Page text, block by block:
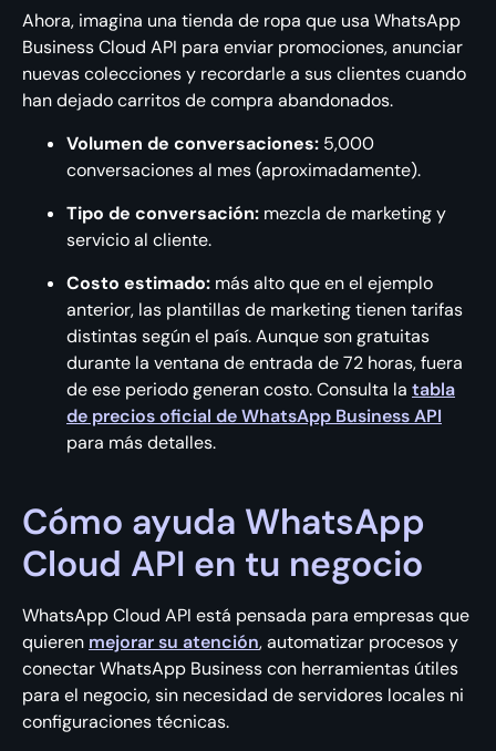
Ahora, imagina una tienda de ropa que usa WhatsApp
Business Cloud API para enviar promociones, anunciar
nuevas colecciones y recordarle a sus clientes cuando
han dejado carritos de compra abandonados.
Volumen de conversaciones: 5,000
conversaciones al mes (aproximadamente).
Tipo de conversación: mezcla de marketing y
servicio al cliente.
Costo estimado: más alto que en el ejemplo
anterior, las plantillas de marketing tienen tarifas
distintas según el país. Aunque son gratuitas
durante la ventana de entrada de 72 horas, fuera
de ese periodo generan costo. Consulta la tabla
de precios oficial de WhatsApp Business API
para más detalles.
Cómo ayuda WhatsApp
Cloud API en tu negocio
WhatsApp Cloud API está pensada para empresas que
quieren mejorar su atención, automatizar procesos y
conectar WhatsApp Business con herramientas útiles
para el negocio, sin necesidad de servidores locales ni
configuraciones técnicas.